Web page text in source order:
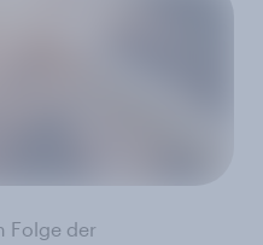
Folge der